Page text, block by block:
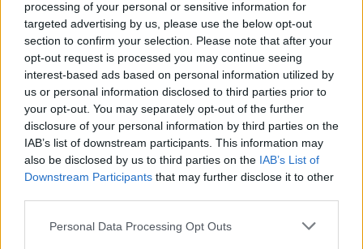
processing of your personal or sensitive information for
targeted advertising by us, please use the below opt-out
section to confirm your selection. Please note that after your
opt-out request is processed you may continue seeing
interest-based ads based on personal information utilized by
us or personal information disclosed to third parties prior to
your opt-out. You may separately opt-out of the further
disclosure of your personal information by third parties on the
IAB’s list of downstream participants. This information may
also be disclosed by us to third parties on the IAB’s List of
Downstream Participants that may further disclose it to other
Personal Data Processing Opt Outs